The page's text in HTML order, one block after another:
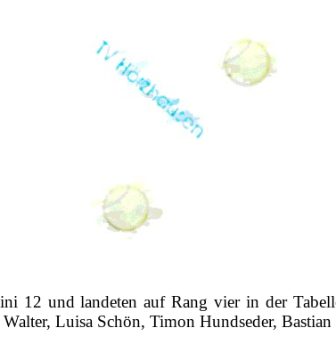
12 und landeten auf Rang vier in der
Luisa Schön, Timon Hundseder,